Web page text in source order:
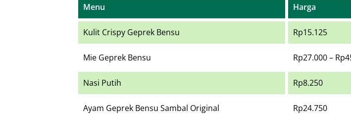
Menu Harga
Kulit Crispy Geprek Bensu Rp15.125
Mie Geprek Bensu Rp27.000 –
Nasi Putih Rp8.250
Ayam Geprek Bensu Sambal Original Rp24.750